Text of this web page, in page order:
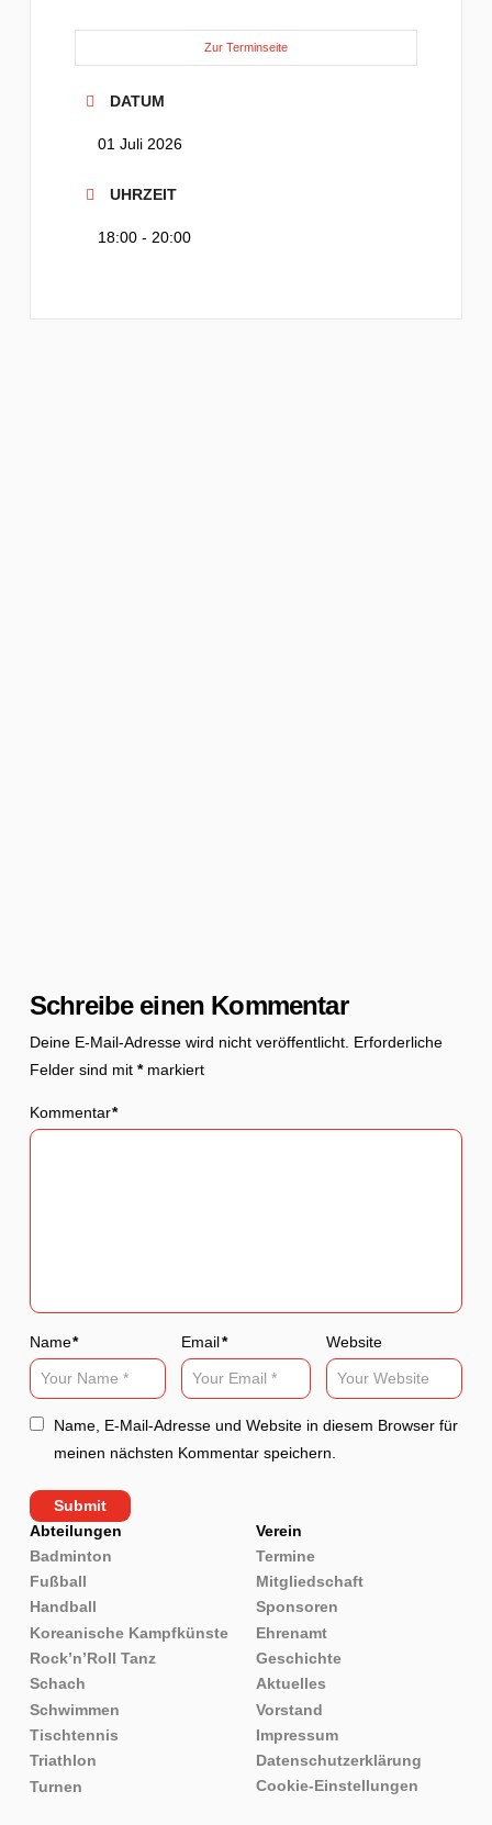
Zur Terminseite
DATUM
01 Juli 2026
UHRZEIT
18:00 - 20:00
Schreibe einen Kommentar
Deine E-Mail-Adresse wird nicht veröffentlicht. Erforderliche
Felder sind mit *markiert
Kommentar*
Name* Email* Website
Name, E-Mail-Adresse und Website in diesem Browser für
meinen nächsten Kommentar speichern.
Abteilungen
Badminton
Fußball
Handball
Koreanische Kampfkünste
Rock’n’Roll Tanz
Schach
Schwimmen
Tischtennis
Triathlon
Turnen
Verein
Termine
Mitgliedschaft
Sponsoren
Ehrenamt
Geschichte
Aktuelles
Vorstand
Impressum
Datenschutzerklärung
Cookie-Einstellungen